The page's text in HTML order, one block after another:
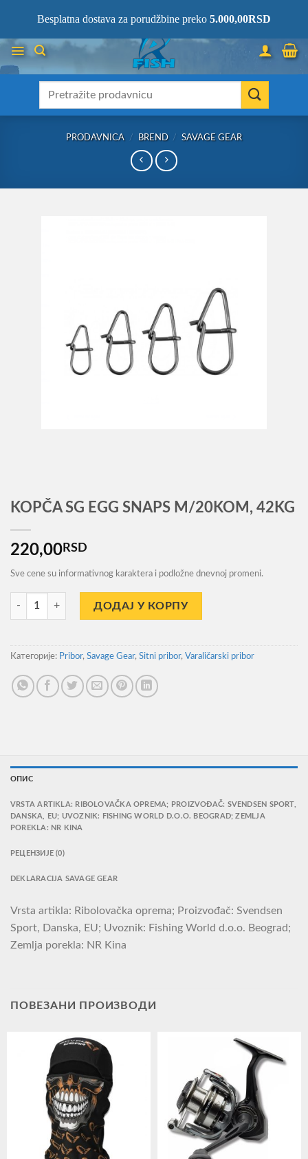
content
MESTU!
PRODAVNICA / BREND / SAVAGE GEAR
KOPČA SG EGG SNAPS M/20KOM, 42KG
220,00RSD
Sve cene su informativnog karaktera i podložne dnevnoj promeni.
KOPČA SG EGG SNAPS M/20KOM, 42KG количина
ДОДАЈ У КОРПУ
Категорије: Pribor, Savage Gear, Sitni pribor, Varaličarski pribor
ОПИС
VRSTA ARTIKLA: RIBOLOVAČKA OPREMA; PROIZVOĐAČ: SVENDSEN SPORT,
DANSKA, EU; UVOZNIK: FISHING WORLD D.O.O. BEOGRAD; ZEMLJA
POREKLA: NR KINA
РЕЦЕНЗИЈЕ (0)
DEKLARACIJA SAVAGE GEAR
Vrsta artikla: Ribolovačka oprema; Proizvođač: Svendsen
Sport, Danska, EU; Uvoznik: Fishing World d.o.o. Beograd;
Zemlja porekla: NR Kina
ПОВЕЗАНИ ПРОИЗВОДИ
Besplatna dostava za porudžbine preko 5.000,00RSD